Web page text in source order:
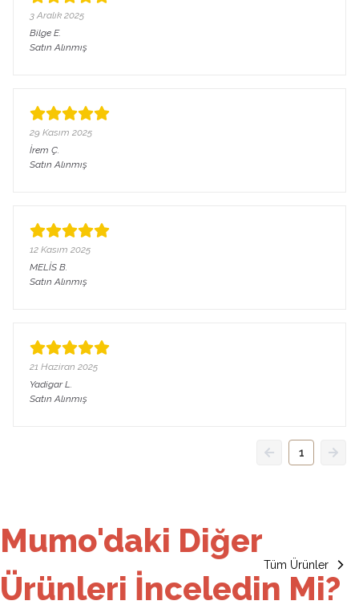
3 Aralık 2025
Bilge E.
Satın Alınmış
29 Kasım 2025
İrem Ç.
Satın Alınmış
12 Kasım 2025
MELİS B.
Satın Alınmış
21 Haziran 2025
Yadigar L.
Satın Alınmış
1
Mumo'daki Diğer
Ürünleri İnceledin Mi?
Tüm Ürünler